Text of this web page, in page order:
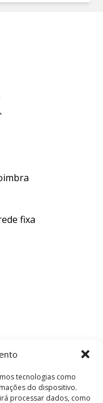
tecnologias como
do dispositivo.
processar dados, como
fixa